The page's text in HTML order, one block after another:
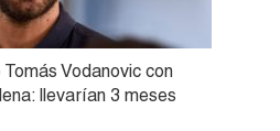
Vodanovic con
llevarían 3 meses